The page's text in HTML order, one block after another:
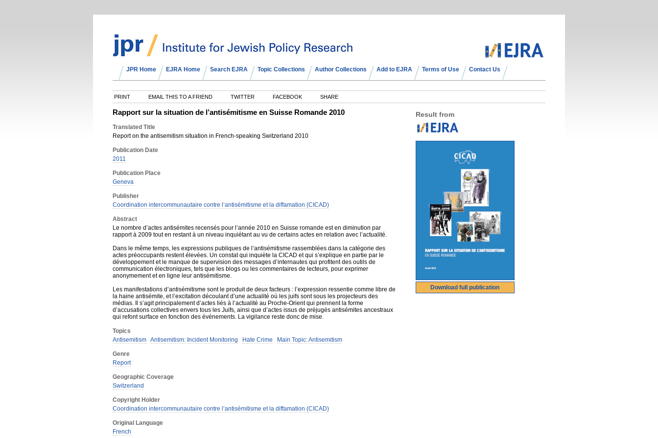
JPR Home EJRA Home Search EJRA Topic Collections Author Collections Add to EJRA Terms of Use Contact Us
PRINT EMAIL THIS TO A FRIEND TWITTER FACEBOOK SHARE
Rapport sur la situation de l’antisémitisme en Suisse Romande 2010
Translated Title
Report on the antisemitism situation in French-speaking Switzerland 2010
Publication Date
2011
Publication Place
Geneva
Publisher
Coordination intercommunautaire contre l’antisémitisme et la diffamation (CICAD)
Abstract
Le nombre d’actes antisémites recensés pour l’année 2010 en Suisse romande est en diminution par
rapport à 2009 tout en restant à un niveau inquiétant au vu de certains actes en relation avec l’actualité.
Dans le même temps, les expressions publiques de l’antisémitisme rassemblées dans la catégorie des
actes préoccupants restent élevées. Un constat qui inquiète la CICAD et qui s’explique en partie par le
développement et le manque de supervision des messages d’internautes qui profitent des outils de
communication électroniques, tels que les blogs ou les commentaires de lecteurs, pour exprimer
anonymement et en ligne leur antisémitisme.
Les manifestations d’antisémitisme sont le produit de deux facteurs : l’expression ressentie comme libre de
la haine antisémite, et l’excitation découlant d’une actualité où les juifs sont sous les projecteurs des
médias. Il s’agit principalement d’actes liés à l’actualité au Proche-Orient qui prennent la forme
d’accusations collectives envers tous les Juifs, ainsi que d’actes issus de préjugés antisémites ancestraux
qui refont surface en fonction des événements. La vigilance reste donc de mise.
Topics
Antisemitism Antisemitism: Incident Monitoring Hate Crime Main Topic: Antisemitism
Genre
Report
Geographic Coverage
Switzerland
Copyright Holder
Coordination intercommunautaire contre l’antisémitisme et la diffamation (CICAD)
Original Language
French
Result from
Download full publication